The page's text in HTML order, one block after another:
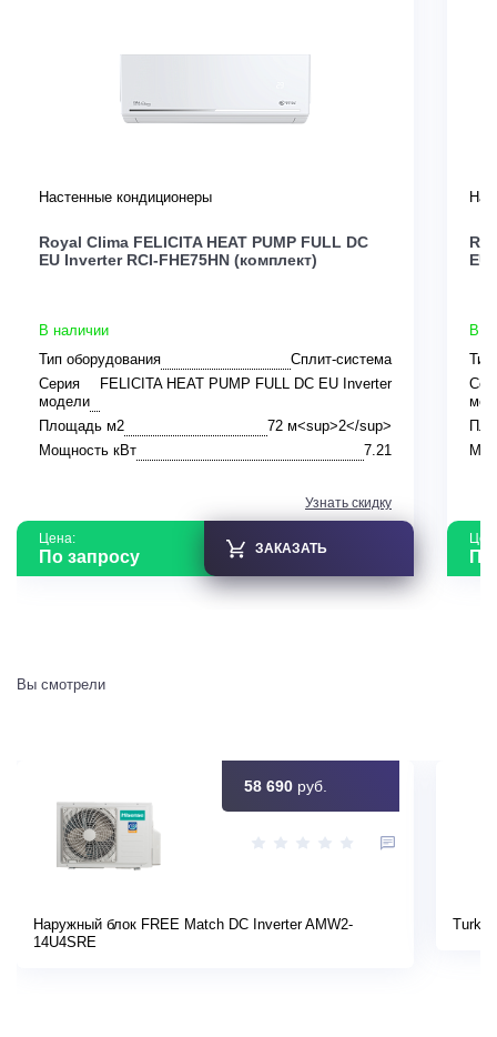
Настенные кондиционеры
Royal Clima FELICITA HEAT PUMP FULL DC
EU Inverter RCI-FHE75HN (комплект)
В наличии
Тип оборудования
Сплит-система
Серия
модели
FELICITA HEAT PUMP FULL DC EU Inverter
Площадь м2
72 м<sup>2</sup>
Мощность кВт
7.21
Узнать скидку
Цена:
По запросу ЗАКАЗАТЬ
EU
В
Тип
По
Вы смотрели
58 690 руб.
Наружный блок FREE Match DC Inverter AMW2-
14U4SRE